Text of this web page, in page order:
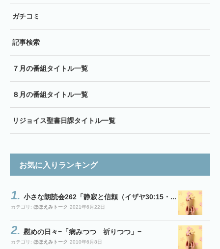
ガチコミ
記事検索
７月の番組タイトル一覧
８月の番組タイトル一覧
リジョイス聖書日課タイトル一覧
お気に入りランキング
小さな朗読会262「静寂と信頼（イザヤ30:15・...
カテゴリ: ほほえみトーク 2021年6月22日
慰めの日々−「病みつつ 祈りつつ」−
カテゴリ: ほほえみトーク 2010年6月8日